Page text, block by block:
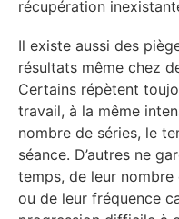
récupération
Il existe aussi des
résultats même chez
Certains répètent
travail, à la même
nombre de séries, le
séance. D’autres ne
temps, de leur
ou de leur fréquence